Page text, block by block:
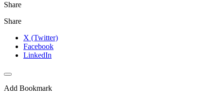
Share
Share
X (Twitter)
Facebook
LinkedIn
Add Bookmark